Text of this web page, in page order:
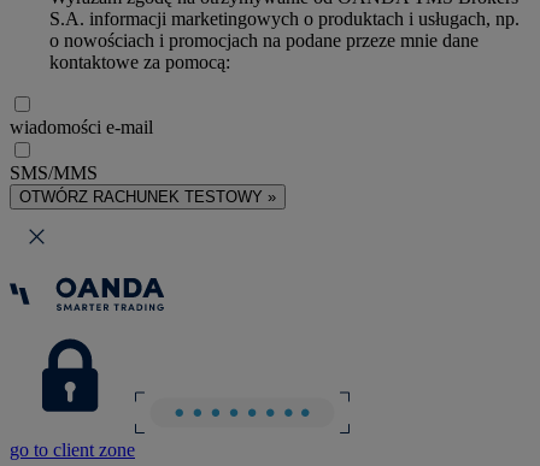
S.A. informacji marketingowych o produktach i usługach, np.
o nowościach i promocjach na podane przeze mnie dane
kontaktowe za pomocą:
wiadomości e-mail
SMS/MMS
OTWÓRZ RACHUNEK TESTOWY »
go to client zone